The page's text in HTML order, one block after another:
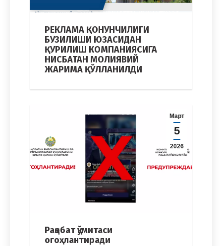
РЕКЛАМА ҚОНУНЧИЛИГИ
БУЗИЛИШИ ЮЗАСИДАН
ҚУРИЛИШ КОМПАНИЯСИГА
НИСБАТАН МОЛИЯВИЙ
ЖАРИМА ҚЎЛЛАНИЛДИ
Март
5
2026
Рақобат қўмитаси
огоҳлантиради